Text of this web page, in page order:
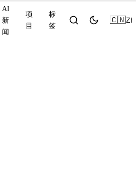
AI
新
闻
项
目
标
签
🇨🇳ZH